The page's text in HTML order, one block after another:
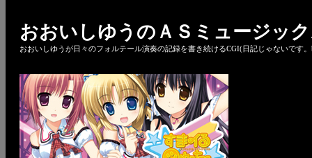
おおいしゆうのＡＳミュージッ
おおいしゆうが日々のフォルテール演奏の記録を書き続けるCGI(日記じゃないです